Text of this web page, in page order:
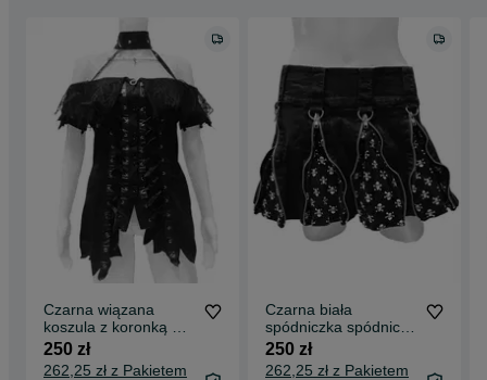
Czarna wiązana
koszula z koronką K-
star punk emo goth
250 zł
262,25 zł z Pakietem
Czarna biała
spódniczka spódnica
w czaszki living dead
souls
250 zł
262,25 zł z Pakietem